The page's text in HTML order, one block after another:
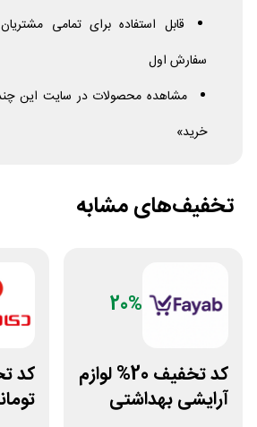
قابل استفاده برای تمامی
سفارش اول
مشاهده محصولات در سایت این
خرید»
تخفیف‌های مشابه
20%
کد تخفیف 20% لوازم
آرایشی بهداشتی